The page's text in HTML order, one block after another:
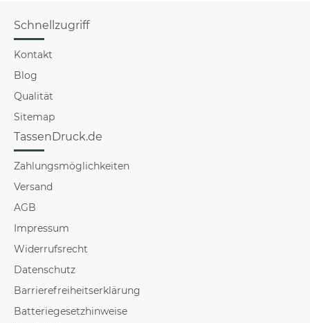
Schnellzugriff
Kontakt
Blog
Qualität
Sitemap
TassenDruck.de
Zahlungsmöglichkeiten
Versand
AGB
Impressum
Widerrufsrecht
Datenschutz
Barrierefreiheitserklärung
Batteriegesetzhinweise